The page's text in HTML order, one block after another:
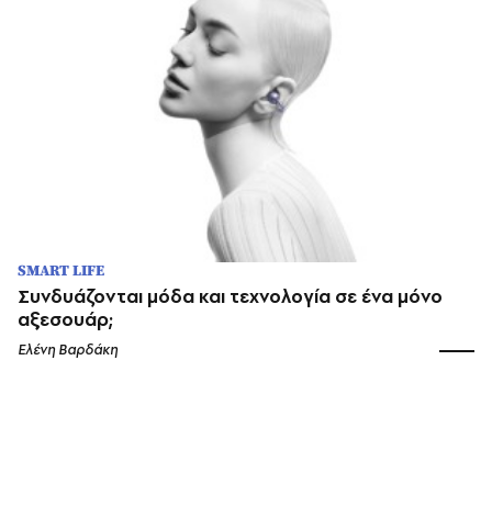
SMART LIFE
Συνδυάζονται μόδα και τεχνολογία σε ένα μόνο
αξεσουάρ;
Ελένη Βαρδάκη